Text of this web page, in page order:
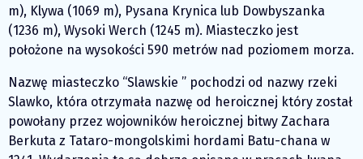
m), Klywa (1069 m), Pysana Krynica lub Dowbyszanka
(1236 m), Wysoki Werch (1245 m). Miasteczko jest
położone na wysokości 590 metrów nad poziomem morza.
Nazwę miasteczko “Slawskie ” pochodzi od nazwy rzeki
Slawko, która otrzymała nazwę od heroicznej który został
powołany przez wojowników heroicznej bitwy Zachara
Berkuta z Tataro-mongolskimi hordami Batu-chana w